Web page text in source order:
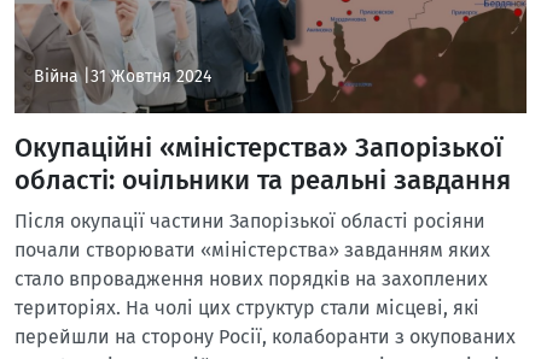
Війна | 31 Жовтня 2024
Окупаційні «міністерства» Запорізької
області: очільники та реальні завдання
Після окупації частини Запорізької області росіяни
почали створювати «міністерства» завданням яких
стало впровадження нових порядків на захоплених
територіях. На чолі цих структур стали місцеві, які
перейшли на сторону Росії, колаборанти з окупованих